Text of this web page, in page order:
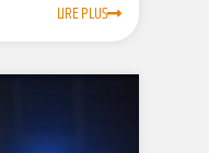
LIRE PLUS